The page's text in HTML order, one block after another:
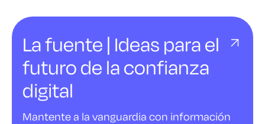
La fuente | Ideas para el
futuro de la confianza
digital
Mantente a la vanguardia con información